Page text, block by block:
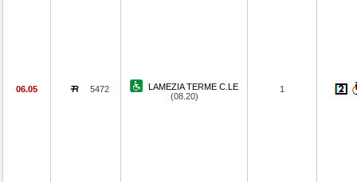
06.05 5472
LAMEZIA TERME C.LE
(08.20)
1